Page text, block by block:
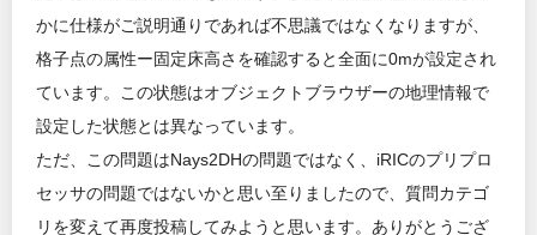
かに仕様がご説明通りであれば不思議ではなくなりますが、
格子点の属性ー固定床高さを確認すると全面に0mが設定され
ています。この状態はオブジェクトブラウザーの地理情報で
設定した状態とは異なっています。
ただ、この問題はNays2DHの問題ではなく、iRICのプリプロ
セッサの問題ではないかと思い至りましたので、質問カテゴ
リを変えて再度投稿してみようと思います。ありがとうござ